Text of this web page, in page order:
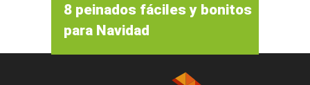
8 peinados fáciles y bonitos
para Navidad